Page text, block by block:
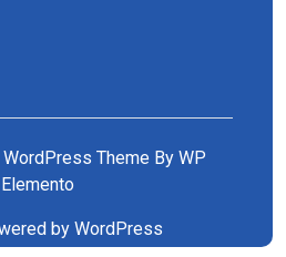
WordPress Theme By WP
Elemento
by WordPress